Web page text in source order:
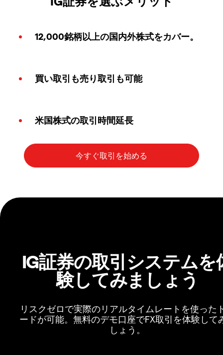
12,000銘柄以上の国内外株式をカバー。
買い取引も売り取引も可能
米国株式の取引時間延長
IG証券の取引システムを
験してみましょう
リスクゼロで実際のリアルタイムレートを使った
ードが可能。無料のデモ口座でFX取引を体験して
しょう。